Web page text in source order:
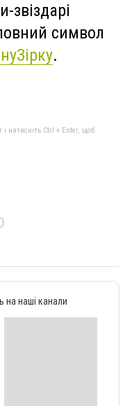
звіздарі
символ
Зірку.
натисніть Ctrl + Enter, щоб
на наші канали